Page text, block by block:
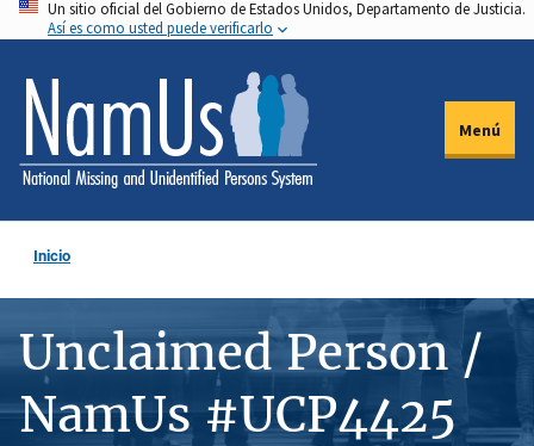
Pasar
al
contenido
principal
Un sitio oficial del Gobierno de Estados Unidos, Departamento de Justicia.
Así es como usted puede verificarlo
Menú
Inicio
Unclaimed Person /
NamUs #UCP4425